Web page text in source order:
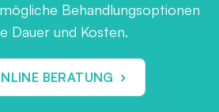
Behandlungsoptionen
Dauer und Kosten.
BERATUNG ›